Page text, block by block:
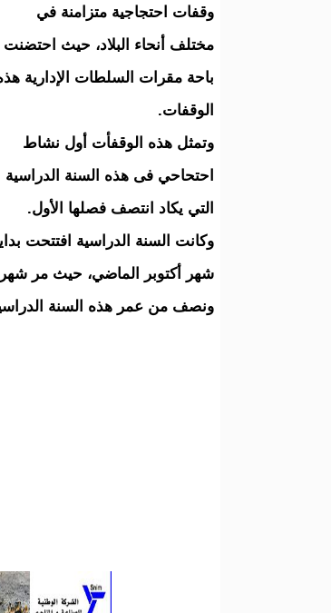
وقفات احتجاجية متزامنة في
مختلف أنحاء البلاد، حيث احتضنت
باحة مقرات السلطات الإدارية
الوقفات.
وتمثل هذه الوقفأت أول نشاط
احتحاحي فى هذه السنة الدراسية
التي يكاد انتصف فصلها الأول.
وكانت السنة الدراسية افتتحت
شهر أكتوبر الماضي، حيث مر شهر
ونصف من عمر هذه السنة